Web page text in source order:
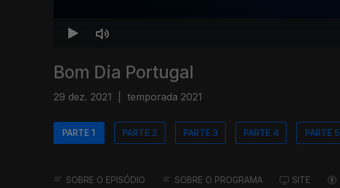
Bom Dia Portugal
29 dez. 2021 temporada 2021
PARTE 1 PARTE 2 PARTE 3 PARTE 4 PARTE 5
SOBRE O EPISÓDIO SOBRE O PROGRAMA SITE